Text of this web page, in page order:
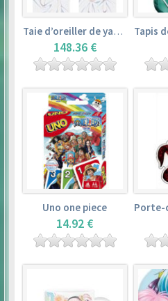
Taie d’oreiller de yamada elf – eromanga sensei
148.36 €
Uno one piece
14.92 €